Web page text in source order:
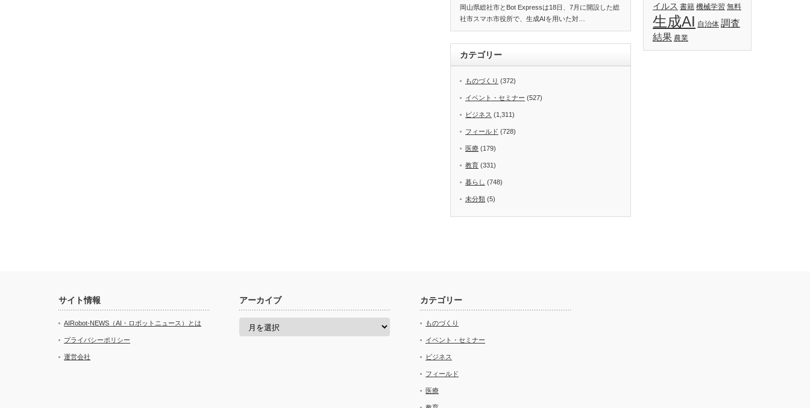
岡山県総社市とBot Expressは18日、7月に開設した総
社市スマホ市役所で、生成AIを用いた対…
カテゴリー
ものづくり (372)
イベント・セミナー (527)
ビジネス (1,311)
フィールド (728)
医療 (179)
教育 (331)
暮らし (748)
未分類 (5)
イルス 書籍 機械学習 無料
生成AI 自治体 調査
結果 農業
サイト情報
AIRobot-NEWS（AI・ロボットニュース）とは
プライバシーポリシー
運営会社
アーカイブ
ア
カテゴリー
ものづくり
イベント・セミナー
ビジネス
フィールド
医療